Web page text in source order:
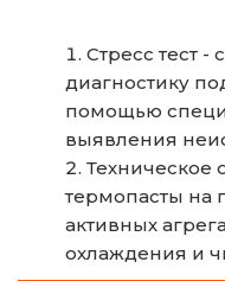
Стресс тест -
диагностику
помощью
выявления
Техническое
термопасты на
активных
охлаждения и